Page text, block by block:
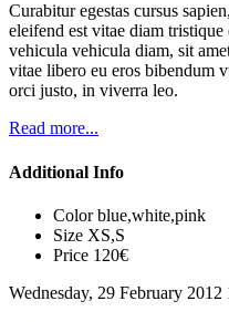
Curabitur egestas cursus
eleifend est vitae diam
vehicula vehicula diam, sit
vitae libero eu eros bibendum
orci justo, in viverra leo.
Read more...
Additional Info
Color blue,white,pink
Size XS,S
Price 120€
Wednesday, 29 February 2012